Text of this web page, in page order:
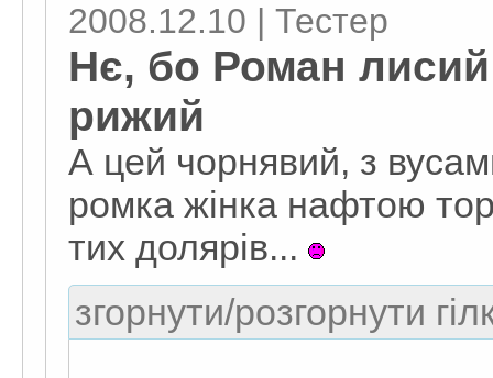
2008.12.10 | Тестер
Нє, бо Роман лисий
рижий
А цей чорнявий, з
ромка жінка нафтою
тих долярів...
згорнути/розгорнути